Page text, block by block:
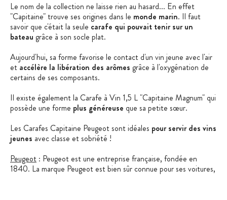
Le nom de la collection ne laisse rien au hasard... En effet
"Capitaine" trouve ses origines dans le monde marin. Il faut
savoir que c'était la seule carafe qui pouvait tenir sur un
bateau grâce à son socle plat.
Aujourd'hui, sa forme favorise le contact d'un vin jeune avec l'air
et accélère la libération des arômes grâce à l'oxygénation de
certains de ses composants.
Il existe également la Carafe à Vin 1,5 L "Capitaine Magnum" qui
possède une forme plus généreuse que sa petite sœur.
Les Carafes Capitaine Peugeot sont idéales pour servir des vins
jeunes avec classe et sobriété !
Peugeot : Peugeot est une entreprise française, fondée en
1840. La marque Peugeot est bien sûr connue pour ses voitures,